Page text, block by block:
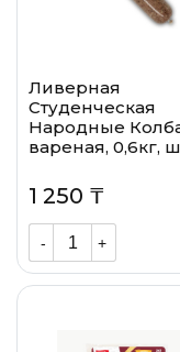
Ливерная
Студенческая
Народные
вареная, 0,6кг,
1 250 ₸
- +